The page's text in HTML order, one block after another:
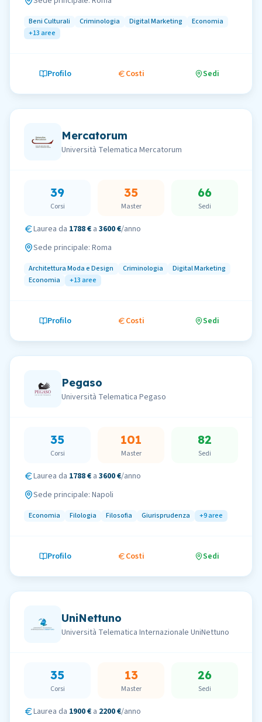
Beni Culturali Criminologia Digital Marketing
Economia
+13aree
Profilo Costi Sedi
Mercatorum
Università Telematica Mercatorum
39
Corsi
35
Master
66
Sedi
Laurea da 1788 € a 3600 €/anno
Sede principale: Roma
Architettura Moda e Design Criminologia
Digital Marketing
Economia
+13aree
Profilo Costi Sedi
Pegaso
Università Telematica Pegaso
35
Corsi
101
Master
82
Sedi
Laurea da 1788 € a 3600 €/anno
Sede principale: Napoli
Economia Filologia Filosofia Giurisprudenza +9aree
Profilo Costi Sedi
UniNettuno
Università Telematica Internazionale UniNettuno
35
Corsi
13
Master
26
Sedi
Laurea da 1900 € a 2200 €/anno